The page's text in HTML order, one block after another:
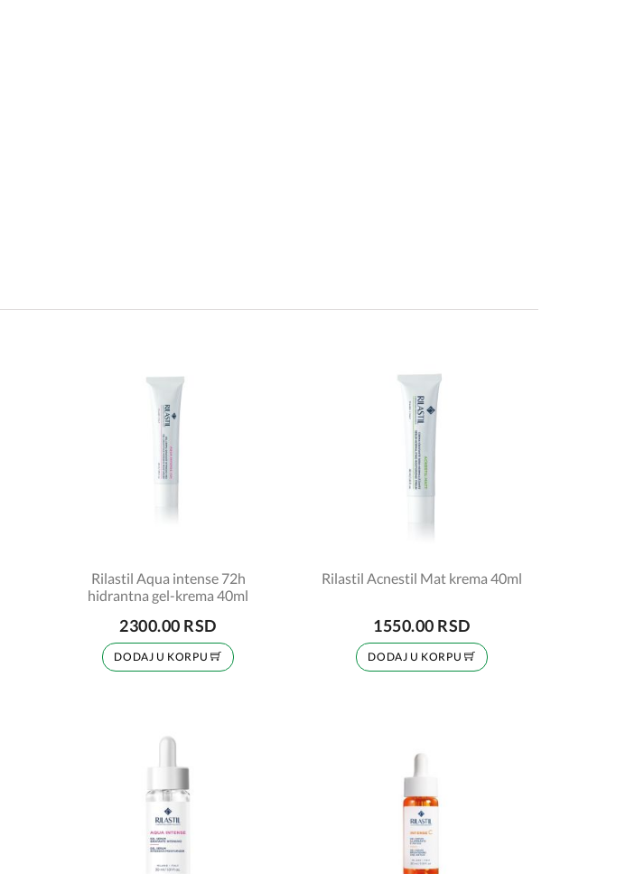
Rilastil Aqua intense 72h
hidrantna gel-krema 40ml
2300.00 RSD
DODAJ U KORPU
Rilastil Acnestil Mat krema 40ml
1550.00 RSD
DODAJ U KORPU